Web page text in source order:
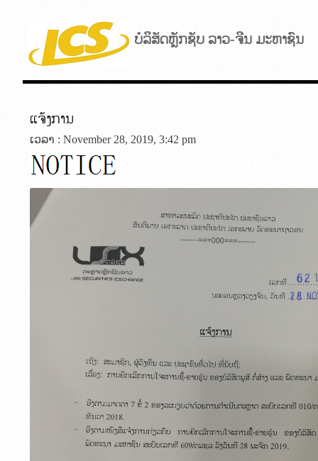
ບໍລິສັດຫຼັກຊັບ ລາວ-ຈີນ ມະຫາຊົນ
ແຈ້ງການ
ເວລາ : November 28, 2019, 3:42 pm